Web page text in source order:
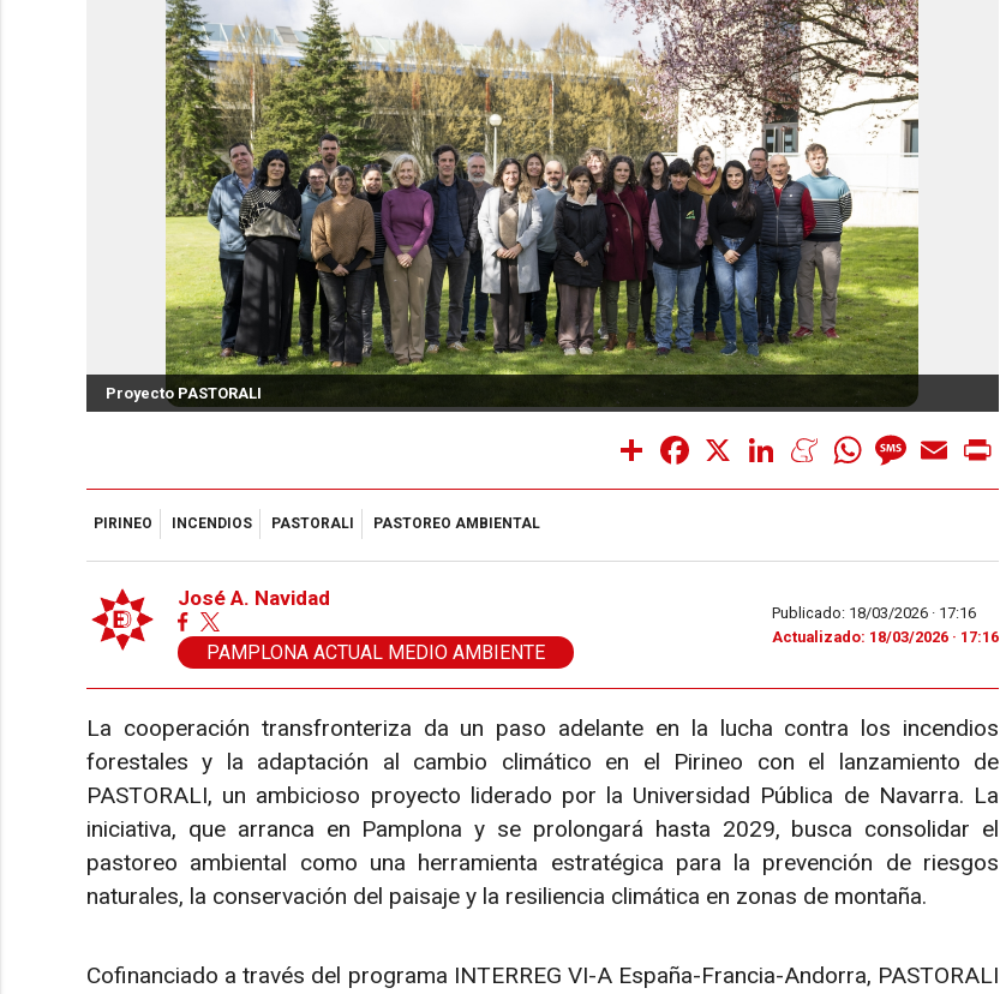
Proyecto PASTORALI
Share Facebook LinkedInMeneameWhatsAppMessage
Email
PIRINEO INCENDIOS PASTORALI PASTOREO AMBIENTAL
José A. Navidad
PAMPLONA ACTUAL MEDIO AMBIENTE
Publicado: 18/03/2026 · 17:16
Actualizado: 18/03/2026 · 17:16
La cooperación transfronteriza da un paso adelante en la lucha contra los incendios
forestales y la adaptación al cambio climático en el Pirineo con el lanzamiento de
PASTORALI, un ambicioso proyecto liderado por la Universidad Pública de Navarra. La
iniciativa, que arranca en Pamplona y se prolongará hasta 2029, busca consolidar el
pastoreo ambiental como una herramienta estratégica para la prevención de riesgos
naturales, la conservación del paisaje y la resiliencia climática en zonas de montaña.
Cofinanciado a través del programa INTERREG VI-A España-Francia-Andorra, PASTORALI